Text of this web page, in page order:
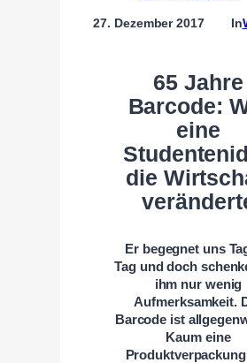
27. Dezember 2017 In
65 Jahre
Barcode:
eine
die
Er begegnet uns
Tag und doch
ihm nur wenig
Aufmerksamkeit.
Barcode ist
Kaum eine